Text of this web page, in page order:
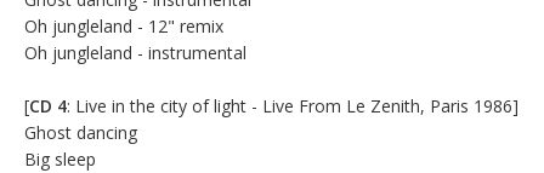
Oh jungleland - 12" remix
Oh jungleland - instrumental
[CD 4: Live in the city of light - Live From Le Zenith, Paris 1986]
Ghost dancing
Big sleep